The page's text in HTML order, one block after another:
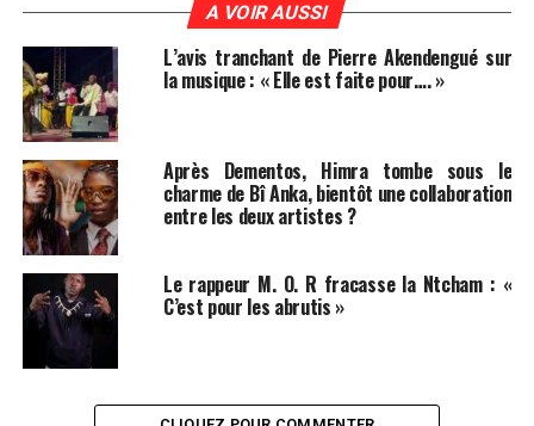
A VOIR AUSSI
L’avis tranchant de Pierre Akendengué sur
la musique : « Elle est faite pour…. »
Après Dementos, Himra tombe sous le
charme de Bî Anka, bientôt une collaboration
entre les deux artistes ?
Le rappeur M. O. R fracasse la Ntcham : «
C’est pour les abrutis »